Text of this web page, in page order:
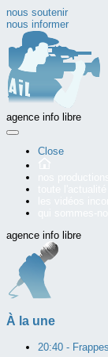
nous soutenir
nous informer
agence info libre
Close
agence info libre
À la une
20:40 -